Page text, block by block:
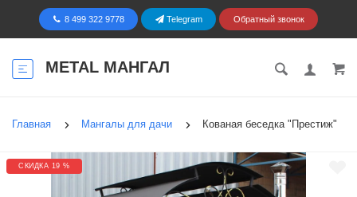
8 499 322 9778 Telegram Обратный звонок
METAL МАНГАЛ
Главная Мангалы для дачи Кованая беседка "Престиж"
СКИДКА 19 %